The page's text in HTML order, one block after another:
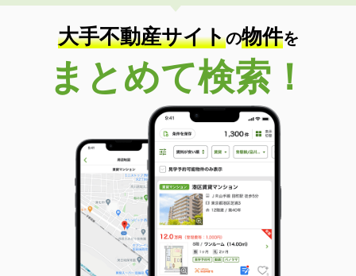
専有面積 35.88m²
間取り
1LDK
沖縄県南城市大里字古堅
価 格
7.60万円
沖縄県南城市大里字古堅
50.58m²
間取り
2LDK
沖縄県那覇市牧志３丁目
価 格
6.35万円
住 所
沖縄県那覇市牧志３丁目
専有面積 17.4m²
間取り
1K
大手不動産サイトの物件を
まとめて検索！